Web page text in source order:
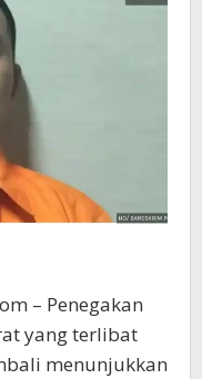
– Penegakan
yang terlibat
menunjukkan